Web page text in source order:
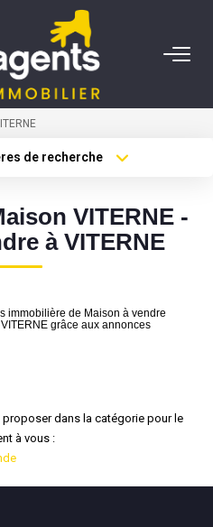
de recherche
Surface min
VITERNE -
à VITERNE
immobilière de Maison à vendre
grâce aux annonces
dans la catégorie pour le
à vous :